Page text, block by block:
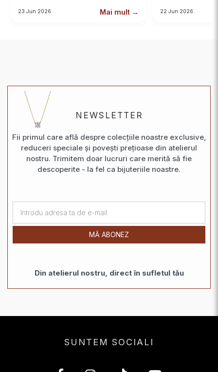
23 Jun 2026 Mai mult → 22 Jun 2026
NEWSLETTER
Fii primul care află despre colecțiile noastre exclusive,
reduceri speciale și povești prețioase din atelierul
nostru. Trimitem doar lucruri care merită să fie
descoperite - la fel ca bijuteriile noastre.
MĂ ABONEZ
Din atelierul nostru, direct în sufletul tău
SUNTEM SOCIALI